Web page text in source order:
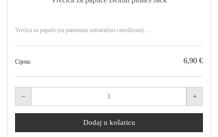
Vrećica za papuče (sa patentnim zatvaračem i mrežicom). ...
Cijena: 6,90 €